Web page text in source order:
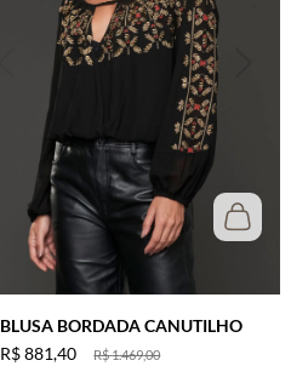
BLUSA BORDADA CANUTILHO
R$1.469,00
R$881,40